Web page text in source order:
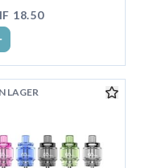
18.50
LAGER